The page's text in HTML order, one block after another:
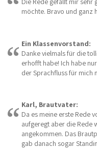
möchte. Bravo und ganz
Ein Klassenvorstand:
Danke vielmals für die
erhofft habe! Ich habe
der Sprachfluss für mich
Karl, Brautvater:
Da es meine erste Rede
aufgeregt aber die Rede
angekommen. Das
gab danach sogar